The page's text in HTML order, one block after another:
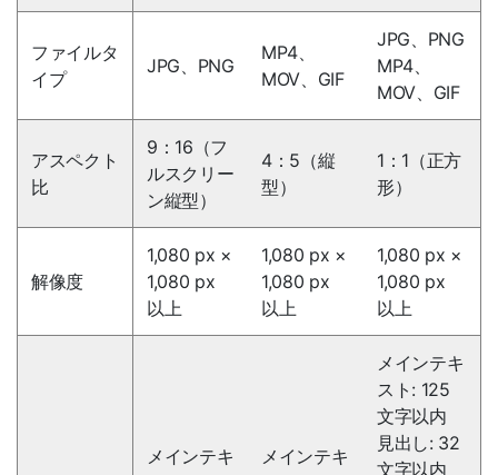
ファイルタ
イプ
JPG、PNG
MP4、
MOV、GIF
JPG、PNG
MP4、
MOV、GIF
アスペクト
比
9：16（フ
ルスクリー
ン縦型）
4：5（縦
型）
1：1（正方
形）
解像度
1,080 px ×
1,080 px
以上
1,080 px ×
1,080 px
以上
1,080 px ×
1,080 px
以上
メインテキ
メインテキ
メインテキ
スト: 125
文字以内
見出し: 32
文字以内